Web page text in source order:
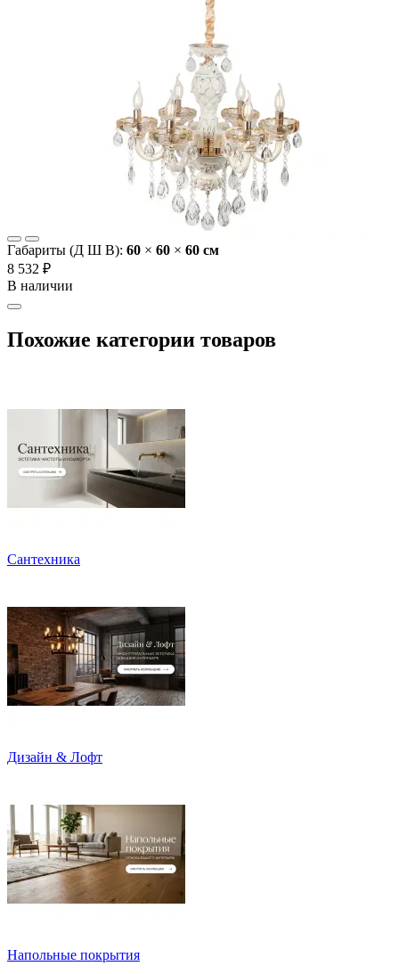
Габариты (Д Ш В): 60 × 60 × 60 cм
8 532 ₽
В наличии
Похожие категории товаров
Сантехника
Дизайн & Лофт
Напольные покрытия